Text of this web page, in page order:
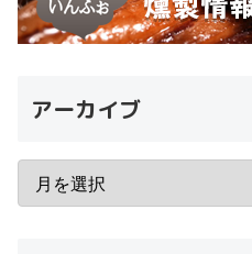
アーカイブ